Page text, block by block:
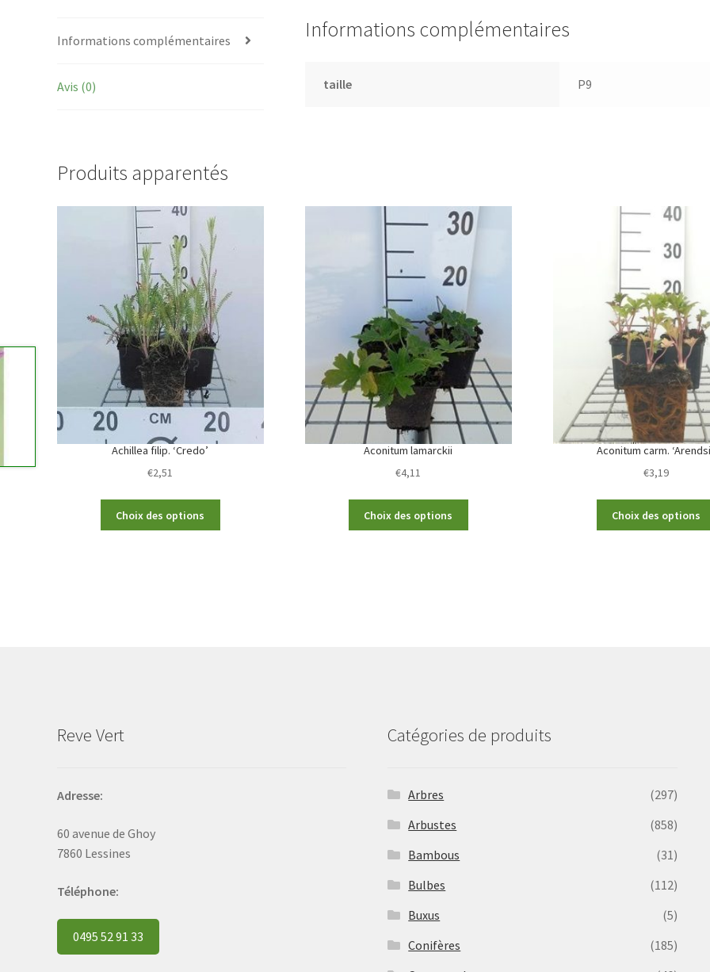
Informations complémentaires
Avis (0)
Informations complémentaires
taille P9
Produits apparentés
Achillea filip. ‘Credo’
€2,51
Choix des options
Aconitum lamarckii
€4,11
Choix des options
page
Aconitum carm.
€3,19
Choix des options
Reve Vert
Adresse:
60 avenue de Ghoy
7860 Lessines
Téléphone:
0495 52 91 33
Catégories de produits
Arbres
(297)
Arbustes
(858)
Bambous
(31)
Bulbes
(112)
Buxus
(5)
Conifères
(185)